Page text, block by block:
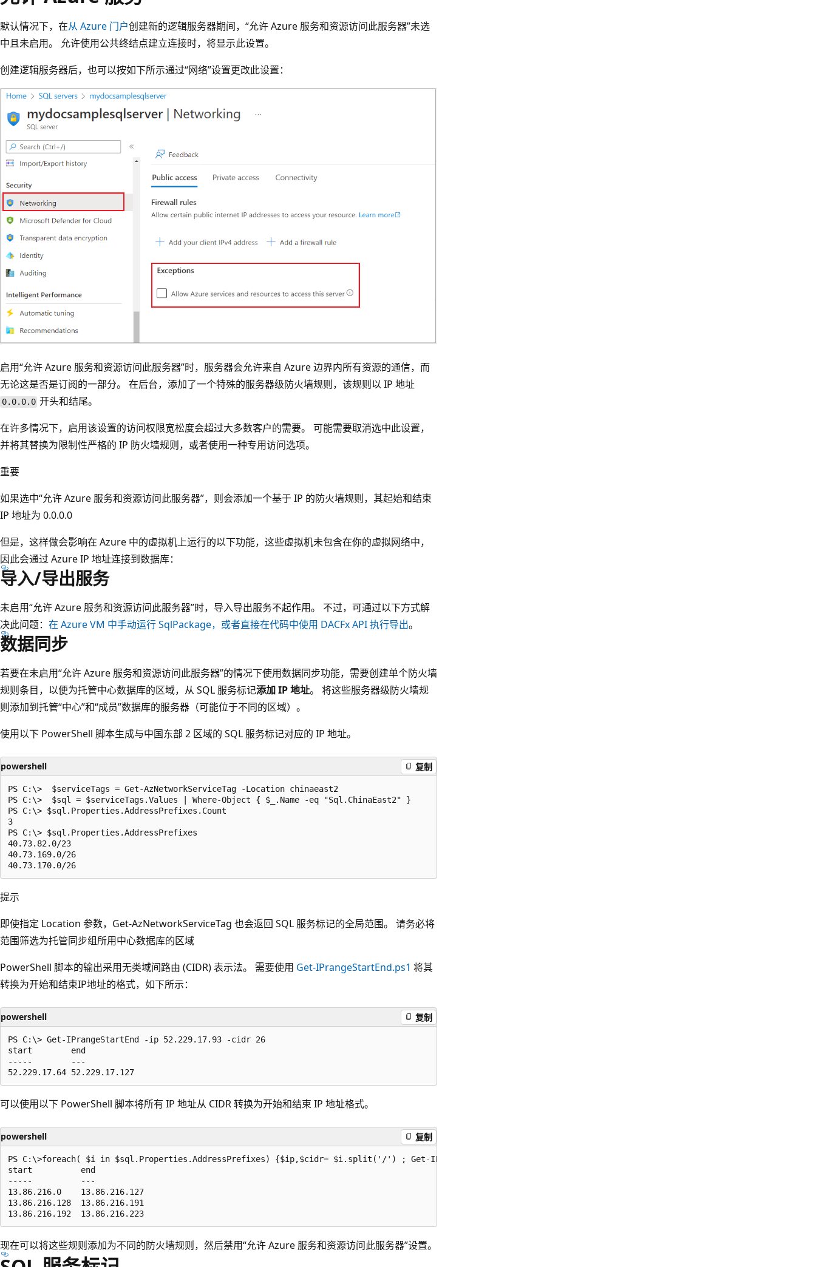
默认情况下，在从 Azure 门户创建新的逻辑服务器期间，“允许 Azure 服务和资源访问此服务器”未选
中且未启用。 允许使用公共终结点建立连接时，将显示此设置。
创建逻辑服务器后，也可以按如下所示通过“网络”设置更改此设置：
启用“允许 Azure 服务和资源访问此服务器”时，服务器会允许来自 Azure 边界内所有资源的通信，而
无论这是否是订阅的一部分。 在后台，添加了一个特殊的服务器级防火墙规则，该规则以 IP 地址
0.0.0.0 开头和结尾。
在许多情况下，启用该设置的访问权限宽松度会超过大多数客户的需要。 可能需要取消选中此设置，
并将其替换为限制性严格的 IP 防火墙规则，或者使用一种专用访问选项。
重要
如果选中“允许 Azure 服务和资源访问此服务器”，则会添加一个基于 IP 的防火墙规则，其起始和结束
IP 地址为 0.0.0.0
但是，这样做会影响在 Azure 中的虚拟机上运行的以下功能，这些虚拟机未包含在你的虚拟网络中，
因此会通过 Azure IP 地址连接到数据库：
导入/导出服务
未启用“允许 Azure 服务和资源访问此服务器”时，导入导出服务不起作用。 不过，可通过以下方式解
决此问题： 在 Azure VM 中手动运行 SqlPackage，或者直接在代码中使用 DACFx API 执行导出。
数据同步
若要在未启用“允许 Azure 服务和资源访问此服务器”的情况下使用数据同步功能，需要创建单个防火墙
规则条目，以便为托管中心数据库的区域，从 SQL 服务标记添加 IP 地址。 将这些服务器级防火墙规
则添加到托管“中心”和“成员”数据库的服务器（可能位于不同的区域）。
使用以下 PowerShell 脚本生成与中国东部 2 区域的 SQL 服务标记对应的 IP 地址。
powershell 复制
PS C:\>  $serviceTags = Get-AzNetworkServiceTag -Location chinaeast2
PS C:\>  $sql = $serviceTags.Values | Where-Object { $_.Name -eq "Sql.ChinaEast2" }
PS C:\> $sql.Properties.AddressPrefixes.Count
3
PS C:\> $sql.Properties.AddressPrefixes
40.73.82.0/23
40.73.169.0/26
提示
即使指定 Location 参数，Get-AzNetworkServiceTag 也会返回 SQL 服务标记的全局范围。 请务必将
范围筛选为托管同步组所用中心数据库的区域
PowerShell 脚本的输出采用无类域间路由 (CIDR) 表示法。 需要使用 Get-IPrangeStartEnd.ps1 将其
转换为开始和结束IP地址的格式，如下所示：
powershell 复制
PS C:\> Get-IPrangeStartEnd -ip 52.229.17.93 -cidr 26
start        end
-----        ---
可以使用以下 PowerShell 脚本将所有 IP 地址从 CIDR 转换为开始和结束 IP 地址格式。
powershell 复制
PS C:\>foreach( $i in $sql.Properties.AddressPrefixes) {$ip,$cidr= $i.split('/') ; Get-IPrangeStartEnd -ip $ip -cidr $cidr;}
start          end
-----          ---
13.86.216.0    13.86.216.127
13.86.216.128  13.86.216.191
现在可以将这些规则添加为不同的防火墙规则，然后禁用“允许 Azure 服务和资源访问此服务器”设置。